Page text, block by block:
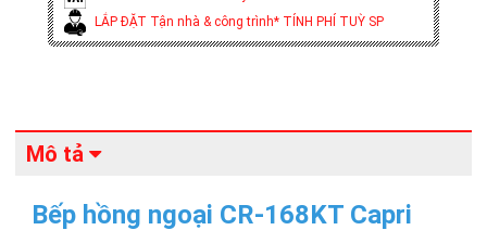
LẮP ĐẶT Tận nhà & công trình* TÍNH PHÍ TUỲ SP
Mô tả
Bếp hồng ngoại CR-168KT Capri